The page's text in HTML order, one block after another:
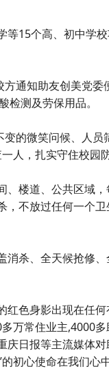
15个高、初中学
通知助友创美党
测及劳保用品。
的微笑问候、人
人，扎实守住校园
楼道、公共区域
不放过任何一个
消杀、全天候抢修
色身影出现在任
万常住业主,4000
日报等主流媒体
初心使命在我们心